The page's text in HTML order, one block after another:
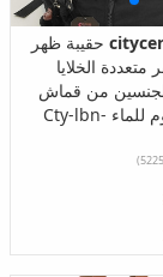
حقيبة ظهر
الخلايا
من قماش
التجعيد المقاوم للماء Cty-lbn-